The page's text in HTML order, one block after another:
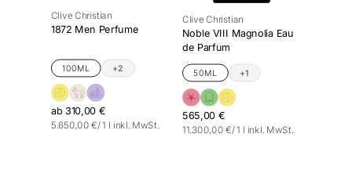
Clive Christian
1872 Men Perfume
100ML +2
ab 310,00 €
Stückpreis
5.650,00 €/
pro 1 l inkl. MwSt.
Clive Christian
Noble VIII Magnolia Eau
de Parfum
50ML +1
565,00 €
Stückpreis
11.300,00 €/
pro 1 l inkl. MwSt.